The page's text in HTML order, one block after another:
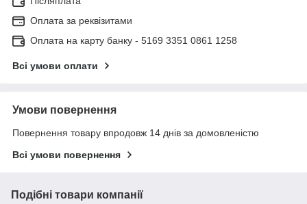
Оплата за реквізитами
Оплата на карту банку - 5169 3351 0861 1258
Всі умови оплати
Умови повернення
Повернення товару впродовж 14 днів за домовленістю
Всі умови повернення
Подібні товари компанії